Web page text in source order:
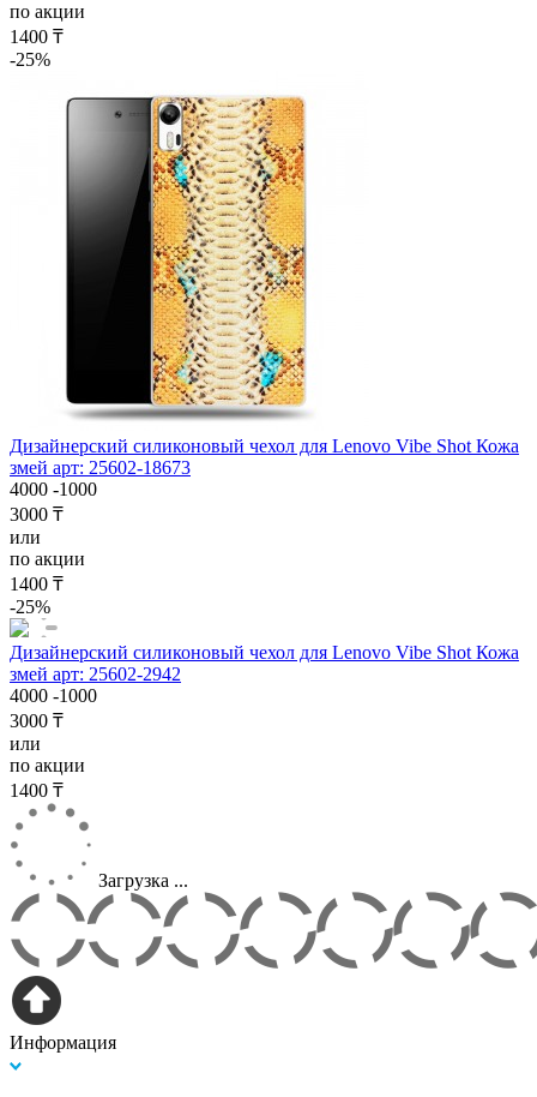
по акции
1400 ₸
-25%
Дизайнерский силиконовый чехол для Lenovo Vibe Shot Кожа
змей арт: 25602-18673
4000 -1000
3000 ₸
или
по акции
1400 ₸
-25%
Дизайнерский силиконовый чехол для Lenovo Vibe Shot Кожа
змей арт: 25602-2942
4000 -1000
3000 ₸
или
по акции
1400 ₸
Загрузка ...
Информация